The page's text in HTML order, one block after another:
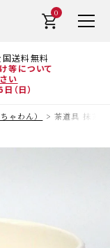
送料無料
等について
い
（日）
0
ゃわん） 茶道具 抹茶